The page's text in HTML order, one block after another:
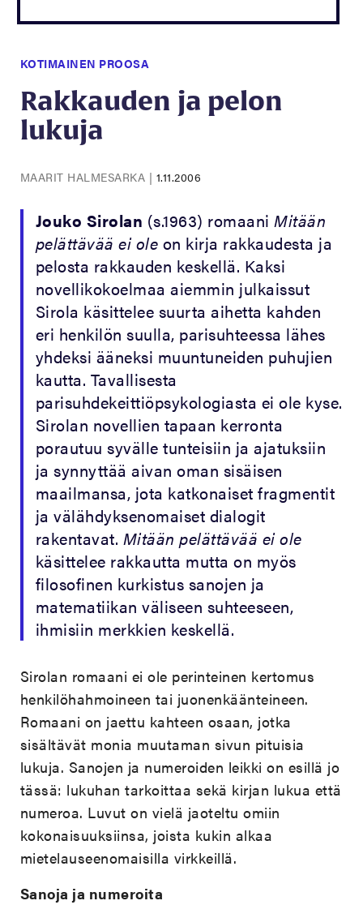
KOTIMAINEN PROOSA
Rakkauden ja pelon
lukuja
MAARIT HALMESARKA | 1.11.2006
Jouko Sirolan (s.1963) romaaniMitään
pelättävää ei ole on kirja rakkaudesta ja
pelosta rakkauden keskellä. Kaksi
novellikokoelmaa aiemmin julkaissut
Sirola käsittelee suurta aihetta kahden
eri henkilön suulla, parisuhteessa lähes
yhdeksi ääneksi muuntuneiden puhujien
kautta. Tavallisesta
parisuhdekeittiöpsykologiasta ei ole kyse.
Sirolan novellien tapaan kerronta
porautuu syvälle tunteisiin ja ajatuksiin
ja synnyttää aivan oman sisäisen
maailmansa, jota katkonaiset fragmentit
ja välähdyksenomaiset dialogit
rakentavat. Mitään pelättävää ei ole
käsittelee rakkautta mutta on myös
filosofinen kurkistus sanojen ja
matematiikan väliseen suhteeseen,
ihmisiin merkkien keskellä.
Sirolan romaani ei ole perinteinen kertomus
henkilöhahmoineen tai juonenkäänteineen.
Romaani on jaettu kahteen osaan, jotka
sisältävät monia muutaman sivun pituisia
lukuja. Sanojen ja numeroiden leikki on esillä jo
tässä: lukuhan tarkoittaa sekä kirjan lukua että
numeroa. Luvut on vielä jaoteltu omiin
kokonaisuuksiinsa, joista kukin alkaa
mietelauseenomaisilla virkkeillä.
Sanoja ja numeroita